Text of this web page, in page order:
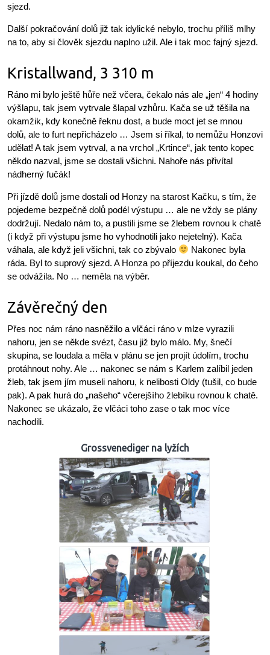
sjezd.
Další pokračování dolů již tak idylické nebylo, trochu příliš mlhy
na to, aby si člověk sjezdu naplno užil. Ale i tak moc fajný sjezd.
Kristallwand, 3 310 m
Ráno mi bylo ještě hůře než včera, čekalo nás ale „jen“ 4 hodiny
výšlapu, tak jsem vytrvale šlapal vzhůru. Kača se už těšila na
okamžik, kdy konečně řeknu dost, a bude moct jet se mnou
dolů, ale to furt nepřicházelo … Jsem si říkal, to nemůžu Honzovi
udělat! A tak jsem vytrval, a na vrchol „Krtince“, jak tento kopec
někdo nazval, jsme se dostali všichni. Nahoře nás přivítal
nádherný fučák!
Při jízdě dolů jsme dostali od Honzy na starost Kačku, s tím, že
pojedeme bezpečně dolů podél výstupu … ale ne vždy se plány
dodržují. Nedalo nám to, a pustili jsme se žlebem rovnou k chatě
(i když při výstupu jsme ho vyhodnotili jako nejetelný). Kača
váhala, ale když jeli všichni, tak co zbývalo
Nakonec byla
ráda. Byl to suprový sjezd. A Honza po příjezdu koukal, do čeho
se odvážila. No … neměla na výběr.
Závěrečný den
Přes noc nám ráno nasněžilo a vlčáci ráno v mlze vyrazili
nahoru, jen se někde svézt, času již bylo málo. My, šnečí
skupina, se loudala a měla v plánu se jen projít údolím, trochu
protáhnout nohy. Ale … nakonec se nám s Karlem zalíbil jeden
žleb, tak jsem jím museli nahoru, k nelibosti Oldy (tušil, co bude
pak). A pak hurá do „našeho“ včerejšího žlebíku rovnou k chatě.
Nakonec se ukázalo, že vlčáci toho zase o tak moc více
nachodili.
Grossvenediger na lyžích